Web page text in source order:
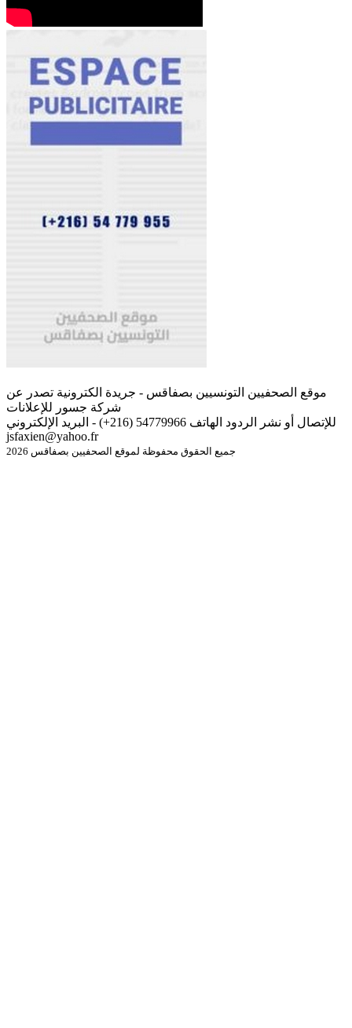
موقع الصحفيين التونسيين بصفاقس - جريدة الكترونية تصدر عن
شركة جسور للإعلانات
للإتصال أو نشر الردود الهاتف 54779966 (216+) - البريد الإلكتروني
jsfaxien@yahoo.fr
جميع الحقوق محفوظة لموقع الصحفيين بصفاقس 2026